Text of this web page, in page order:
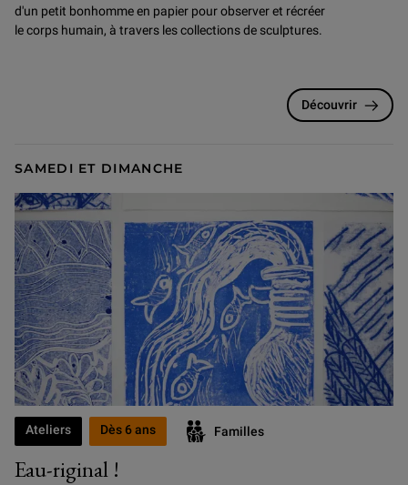
d'un petit bonhomme en papier pour observer et récréer
le corps humain, à travers les collections de sculptures.
Découvrir
SAMEDI ET DIMANCHE
Eau-riginal !
Ateliers Dès 6 ans Familles